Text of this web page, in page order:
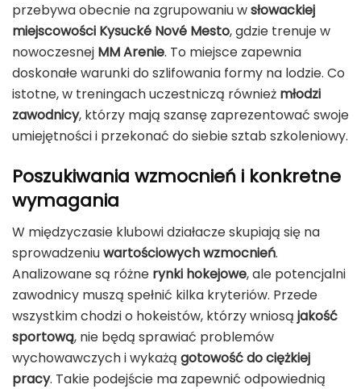
przebywa obecnie na zgrupowaniu wsłowackiej
miejscowości Kysucké Nové Mesto, gdzie trenuje w
nowoczesnej MM Arenie. To miejsce zapewnia
doskonałe warunki do szlifowania formy na lodzie. Co
istotne, w treningach uczestniczą również młodzi
zawodnicy, którzy mają szansę zaprezentować swoje
umiejętności i przekonać do siebie sztab szkoleniowy.
Poszukiwania wzmocnień i konkretne
wymagania
W międzyczasie klubowi działacze skupiają się na
sprowadzeniuwartościowych wzmocnień.
Analizowane są różne rynki hokejowe, ale potencjalni
zawodnicy muszą spełnić kilka kryteriów. Przede
wszystkim chodzi o hokeistów, którzy wniosą jakość
sportową, nie będą sprawiać problemów
wychowawczych i wykażą gotowość do ciężkiej
pracy. Takie podejście ma zapewnić odpowiednią